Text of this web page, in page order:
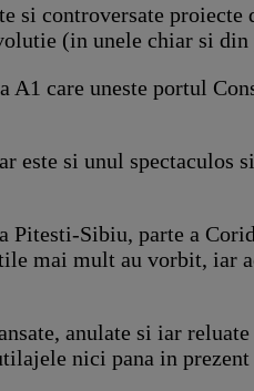
si controversate
(in unele chiar si
A1 care uneste portul
si unul spectaculos
Pitesti-Sibiu, parte a
mai mult au vorbit, iar
anulate si iar
nici pana in